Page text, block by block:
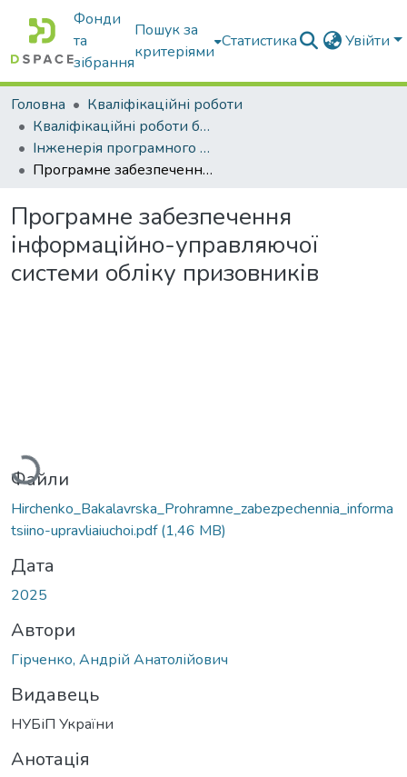
Фонди
та
зібрання
Пошук за
критеріями
Статистика Увійти
Головна
Кваліфікаційні роботи
Кваліфікаційні роботи бакалаврів
Інженерія програмного забезпечення
Програмне забезпечення інформаційно-управляючої системи обліку призовників
Програмне забезпечення
інформаційно-управляючої
системи обліку призовників
Вантажиться...
Файли
Hirchenko_Bakalavrska_Prohramne_zabezpechennia_informa
tsiino-upravliaiuchoi.pdf(1,46 MB)
Дата
2025
Автори
Гірченко, Андрій Анатолійович
Видавець
НУБіП України
Анотація